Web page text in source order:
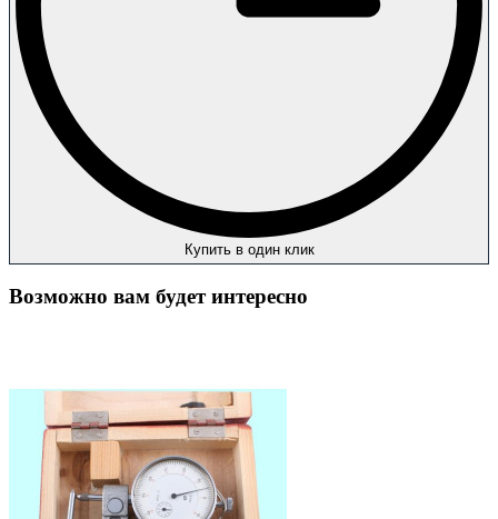
Купить в один клик
Возможно вам будет интересно